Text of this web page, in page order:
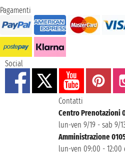
Pagamenti
Social
Contatti
Centro Prenotazioni
lun-ven 9/19 - sab 9/
Amministrazione
lun-ven 09:00 - 12:00